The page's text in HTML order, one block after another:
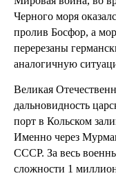
Черного моря
пролив Босфор, а
перерезаны
аналогичную
Великая
дальновидность
порт в Кольском
Именно через
СССР. За весь
сложности 1